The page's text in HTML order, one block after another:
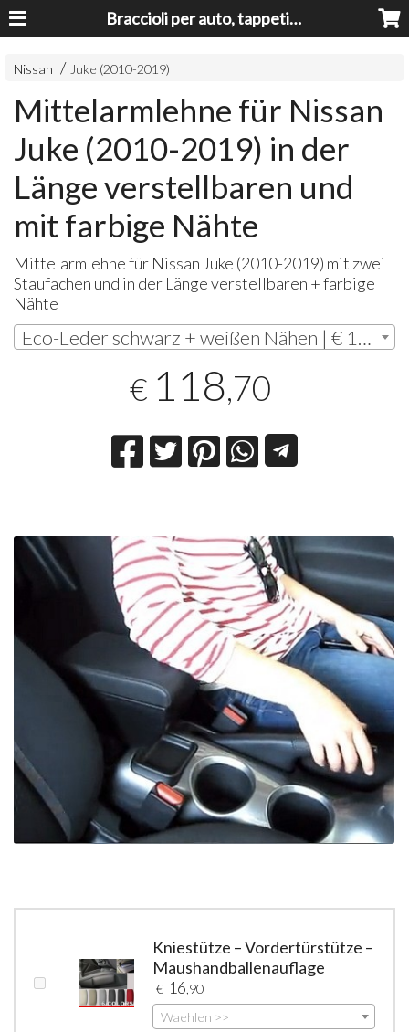
Braccioli per auto, tappeti auto, accessori auto MADE IN ITALY - Armrests, Mittelarmlehnen, Accoundoirs
Nissan Juke (2010-2019)
Mittelarmlehne für Nissan
Juke (2010-2019) in der
Länge verstellbaren und
mit farbige Nähte
Mittelarmlehne für Nissan Juke (2010-2019) mit zwei
Staufachen und in der Länge verstellbaren + farbige
Nähte
Eco-Leder schwarz + weißen Nähen | € 118,70
€ 118,70
Kniestütze – Vordertürstütze –
Maushandballenauflage
€ 16 ,90
Waehlen >>